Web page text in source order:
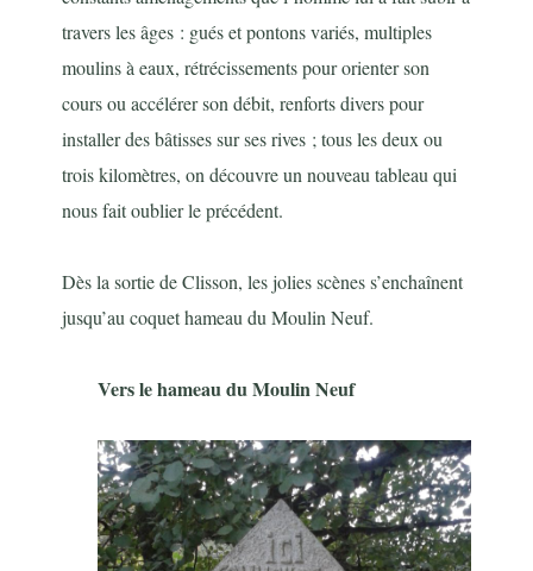
travers les âges : gués et pontons variés, multiples
moulins à eaux, rétrécissements pour orienter son
cours ou accélérer son débit, renforts divers pour
installer des bâtisses sur ses rives ; tous les deux ou
trois kilomètres, on découvre un nouveau tableau qui
nous fait oublier le précédent.
Dès la sortie de Clisson, les jolies scènes s’enchaînent
jusqu’au coquet hameau du Moulin Neuf.
Vers le hameau du Moulin Neuf